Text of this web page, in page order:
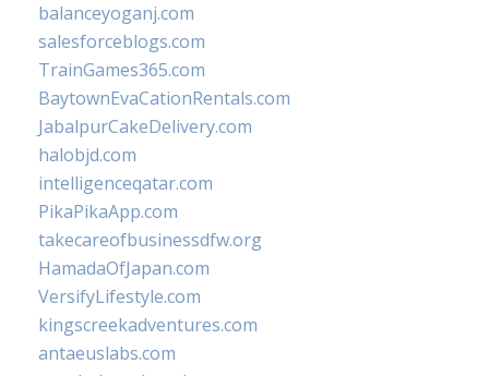
balanceyoganj.com
salesforceblogs.com
TrainGames365.com
BaytownEvaCationRentals.com
JabalpurCakeDelivery.com
halobjd.com
intelligenceqatar.com
PikaPikaApp.com
takecareofbusinessdfw.org
HamadaOfJapan.com
VersifyLifestyle.com
kingscreekadventures.com
antaeuslabs.com